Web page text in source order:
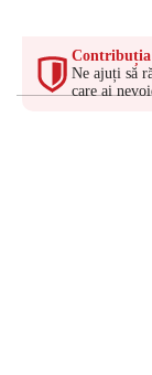
Contribuția
Ne ajuți să
care ai